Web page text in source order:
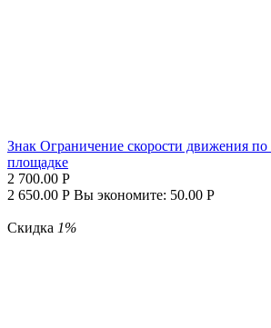
Знак Ограничение скорости движения по
площадке
2 700.00 Р
2 650.00 Р Вы экономите: 50.00 Р
Скидка 1%